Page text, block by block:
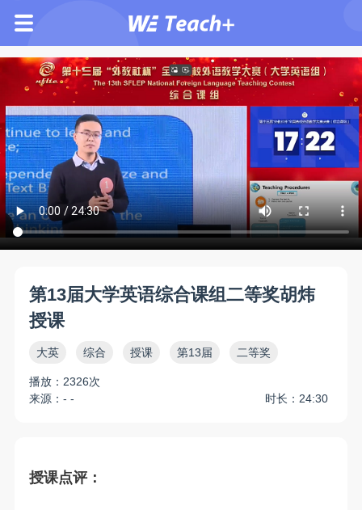
第13届大学英语综合课组二等奖胡炜
授课
大英 综合 授课 第13届 二等奖
播放：2326次
来源：- -
时长：24:30
授课点评：